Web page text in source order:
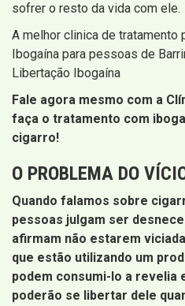
sofrer o resto da vida com ele.
A melhor clinica de tratamento
Ibogaína para pessoas de
Libertação Ibogaína
Fale agora mesmo com a
faça o tratamento com
cigarro!
O PROBLEMA DO
Quando falamos sobre
pessoas julgam ser
afirmam não estarem
que estão utilizando um
podem consumi-lo a revelia
poderão se libertar dele